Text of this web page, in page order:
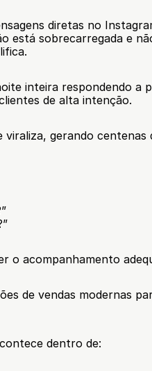
diretas no
está sobrecarregada e
inteira respondendo a
de alta intenção.
gerando centenas
o acompanhamento
de vendas modernas
dentro de: